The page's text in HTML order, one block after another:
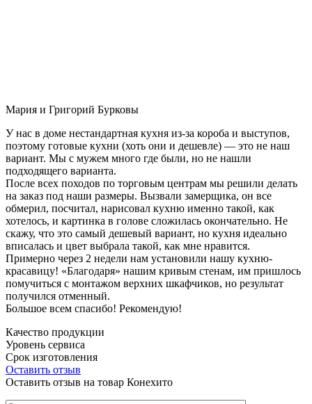
Мария и Григорий Бурковы
У нас в доме нестандартная кухня из-за короба и выступов,
поэтому готовые кухни (хоть они и дешевле) — это не наш
вариант. Мы с мужем много где были, но не нашли
подходящего варианта.
После всех походов по торговым центрам мы решили делать
на заказ под наши размеры. Вызвали замерщика, он все
обмерил, посчитал, нарисовал кухню именно такой, как
хотелось, и картинка в голове сложилась окончательно. Не
скажу, что это самый дешевый вариант, но кухня идеально
вписалась и цвет выбрала такой, как мне нравится.
Примерно через 2 недели нам установили нашу кухню-
красавицу! «Благодаря» нашим кривым стенам, им пришлось
помучиться с монтажом верхних шкафчиков, но результат
получился отменный.
Большое всем спасибо! Рекомендую!
Качество продукции
Уровень сервиса
Срок изготовления
Оставить отзыв
Оставить отзыв на товар Конехито